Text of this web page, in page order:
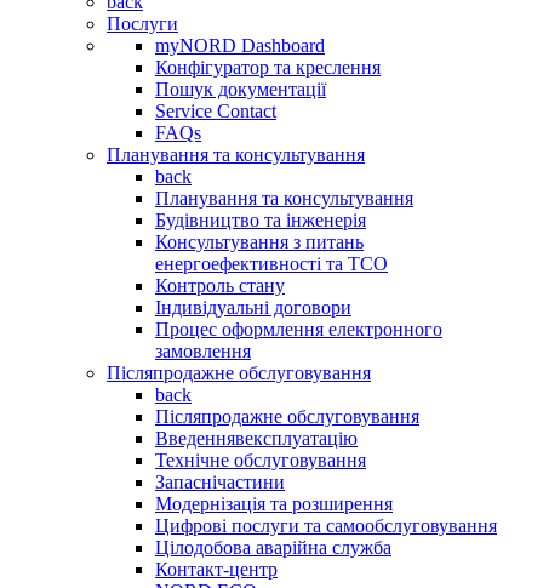
Послуги
myNORD Dashboard
Конфігуратор та креслення
Пошук документації
Service Contact
FAQs
Планування та консультування
back
Планування та консультування
Будівництво та інженерія
Консультування з питань
енергоефективності та TCO
Контроль стану
Індивідуальні договори
Процес оформлення електронного
замовлення
Післяпродажне обслуговування
back
Післяпродажне обслуговування
Введеннявексплуатацію
Технічне обслуговування
Запаснічастини
Модернізація та розширення
Цифрові послуги та самообслуговування
Цілодобова аварійна служба
Контакт-центр